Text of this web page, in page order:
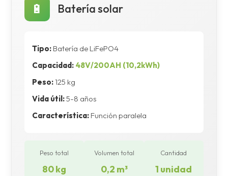
🔋 Batería solar
Tipo: Batería de LiFePO4
Capacidad: 48V/200AH (10,2kWh)
Peso:125 kg
Vida útil:5-8 años
Característica: Función paralela
Peso total
80 kg
Volumen total
0,2 m³
Cantidad
1 unidad